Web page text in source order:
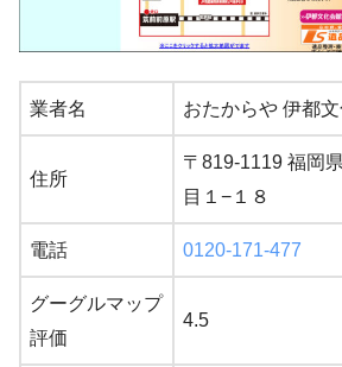
業者名 おたからや 伊都
住所
〒819-1119 福岡
目１−１８
電話 0120-171-477
グーグルマップ
評価
4.5